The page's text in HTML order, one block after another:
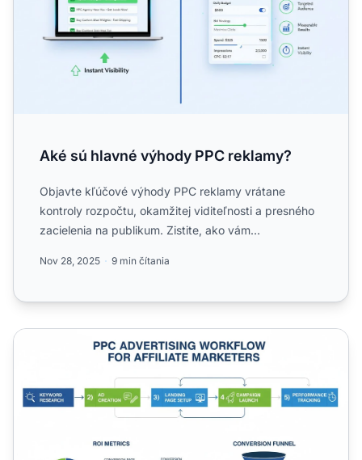
Aké sú hlavné výhody PPC reklamy?
Objavte kľúčové výhody PPC reklamy vrátane
kontroly rozpočtu, okamžitej viditeľnosti a presného
zacielenia na publikum. Zistite, ako vám
Nov 28, 2025 9 min čítania
Je PPC reklama vhodná pre všetkých affiliate